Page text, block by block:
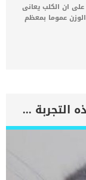
على ان الكلب يعانى
عموما بمعظم
عند الكلب. اقرأ ايضا: 7 عوامل تسبب فقدان الوزن
متقلب على حسب
مجموعة كبيرة
مبالغ فيه. كما
على محمل الجد مع
الشهية في الكلاب
فى حد ذاته لا
انه يصاحب بعض
الفقري للكلاب
العض عند القطط.. هل مررت بهذه التجربة مع قطتك ؟